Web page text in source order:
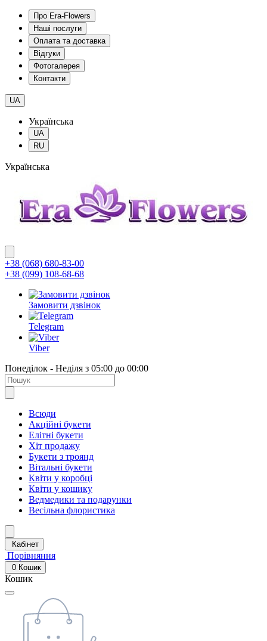
Про Era-Flowers
Наші послуги
Оплата та доставка
Відгуки
Фотогалерея
Контакти
UA
Українська
UA
RU
Українська
+38 (068) 680-83-00
+38 (099) 108-68-68
Замовити дзвінок
Telegram
Viber
Понеділок - Неділя з 05:00 до 00:00
Всюди
Акційні букети
Елітні букети
Хіт продажу
Букети з троянд
Вітальні букети
Квіти у коробці
Квіти у кошику
Ведмедики та подарунки
Весільна флористика
Кабінет
Порівняння
0 Кошик
Кошик